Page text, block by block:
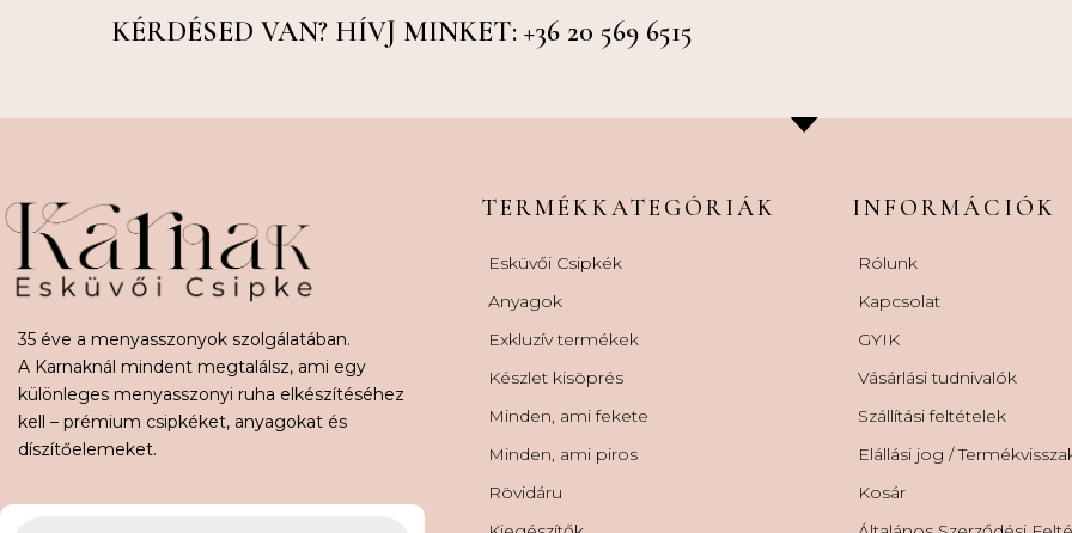
KÉRDÉSED VAN? HÍVJ MINKET: +36 20 569 6515
35 éve a menyasszonyok szolgálatában.
A Karnaknál mindent megtalálsz, ami egy
különleges menyasszonyi ruha elkészítéséhez
kell – prémium csipkéket, anyagokat és
díszítőelemeket.
TERMÉKKATEGÓRIÁK
Esküvői Csipkék
Anyagok
Exkluzív termékek
Készlet kisöprés
Minden, ami fekete
Minden, ami piros
Rövidáru
INFORMÁCIÓK
Rólunk
Kapcsolat
GYIK
Vásárlási tudnivalók
Szállítási feltételek
Elállási jog /
Kosár